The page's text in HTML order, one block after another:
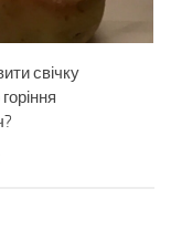
свічку